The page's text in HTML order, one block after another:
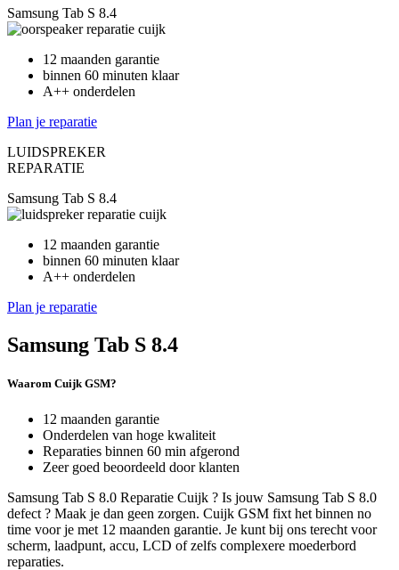
Samsung Tab S 8.4
12 maanden garantie
binnen 60 minuten klaar
A++ onderdelen
Plan je reparatie
LUIDSPREKER
REPARATIE
Samsung Tab S 8.4
12 maanden garantie
binnen 60 minuten klaar
A++ onderdelen
Plan je reparatie
Samsung Tab S 8.4
Waarom Cuijk GSM?
12 maanden garantie
Onderdelen van hoge kwaliteit
Reparaties binnen 60 min afgerond
Zeer goed beoordeeld door klanten
Samsung Tab S 8.0 Reparatie Cuijk ? Is jouw Samsung Tab S 8.0
defect ? Maak je dan geen zorgen. Cuijk GSM fixt het binnen no
time voor je met 12 maanden garantie. Je kunt bij ons terecht voor
scherm, laadpunt, accu, LCD of zelfs complexere moederbord
reparaties.